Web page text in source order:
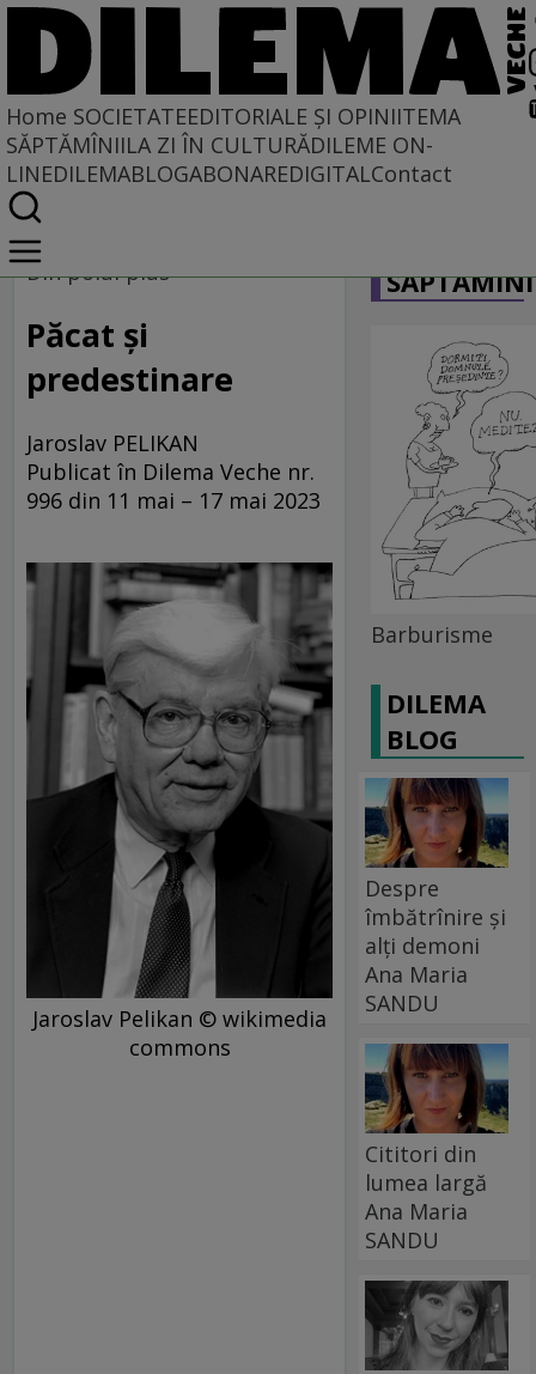
Home SOCIETATEEDITORIALE ȘI OPINIITEMA
SĂPTĂMÎNIILA ZI ÎN CULTURĂDILEME ON-
LINEDILEMABLOGABONAREDIGITALContact
Home
Societate
DIN POLUL PLUS
Din polul plus
Păcat și
predestinare
Jaroslav PELIKAN
Publicat în Dilema Veche nr.
996 din 11 mai – 17 mai 2023
Jaroslav Pelikan © wikimedia
commons
Barburisme
DILEMA
BLOG
Despre
îmbătrînire și
alți demoni
Ana Maria
SANDU
Cititori din
lumea largă
Ana Maria
SANDU